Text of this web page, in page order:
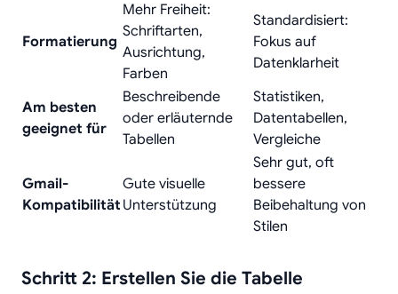
Formatierung
Mehr Freiheit:
Schriftarten,
Ausrichtung,
Farben
Standardisiert:
Fokus auf
Datenklarheit
Am besten
geeignet für
Beschreibende
oder erläuternde
Tabellen
Statistiken,
Datentabellen,
Vergleiche
Gmail-
Kompatibilität
Gute visuelle
Unterstützung
Sehr gut, oft
bessere
Beibehaltung von
Stilen
Schritt 2: Erstellen Sie die Tabelle